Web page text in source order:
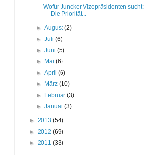
Wofür Juncker Vizepräsidenten sucht:
Die Priorität...
►August(2)
►Juli(6)
►Juni(5)
►
Mai(6)
►April(6)
►
März(10)
►
Februar(3)
►Januar(3)
► 2013 (54)
► 2012 (69)
► 2011 (33)